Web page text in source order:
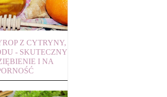
Z CYTRYNY,
- SKUTECZNY
I NA